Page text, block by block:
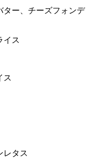
ー、チーズフォンデ
ス